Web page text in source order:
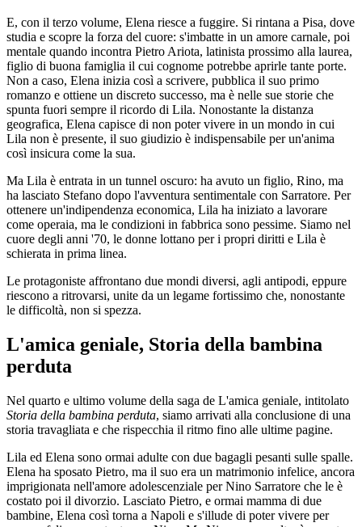
E, con il terzo volume, Elena riesce a fuggire. Si rintana a Pisa, dove
studia e scopre la forza del cuore: s'imbatte in un amore carnale, poi
mentale quando incontra Pietro Ariota, latinista prossimo alla laurea,
figlio di buona famiglia il cui cognome potrebbe aprirle tante porte.
Non a caso, Elena inizia così a scrivere, pubblica il suo primo
romanzo e ottiene un discreto successo, ma è nelle sue storie che
spunta fuori sempre il ricordo di Lila. Nonostante la distanza
geografica, Elena capisce di non poter vivere in un mondo in cui
Lila non è presente, il suo giudizio è indispensabile per un'anima
così insicura come la sua.
Ma Lila è entrata in un tunnel oscuro: ha avuto un figlio, Rino, ma
ha lasciato Stefano dopo l'avventura sentimentale con Sarratore. Per
ottenere un'indipendenza economica, Lila ha iniziato a lavorare
come operaia, ma le condizioni in fabbrica sono pessime. Siamo nel
cuore degli anni '70, le donne lottano per i propri diritti e Lila è
schierata in prima linea.
Le protagoniste affrontano due mondi diversi, agli antipodi, eppure
riescono a ritrovarsi, unite da un legame fortissimo che, nonostante
le difficoltà, non si spezza.
L'amica geniale, Storia della bambina
perduta
Nel quarto e ultimo volume della saga de L'amica geniale, intitolato
Storia della bambina perduta, siamo arrivati alla conclusione di una
storia travagliata e che rispecchia il ritmo fino alle ultime pagine.
Lila ed Elena sono ormai adulte con due bagagli pesanti sulle spalle.
Elena ha sposato Pietro, ma il suo era un matrimonio infelice, ancora
imprigionata nell'amore adolescenziale per Nino Sarratore che le è
costato poi il divorzio. Lasciato Pietro, e ormai mamma di due
bambine, Elena così torna a Napoli e s'illude di poter vivere per